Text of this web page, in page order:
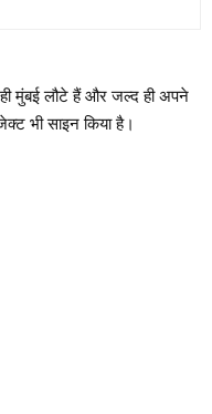
मुंबई लौटे हैं और जल्द ही अपने
भी साइन किया है।